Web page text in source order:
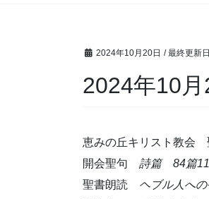
2024年10月20日 / 最終更新
2024年10
恵みの丘キリスト教会
開会聖句 詩篇 84篇
聖書朗読 ヘブル人へ